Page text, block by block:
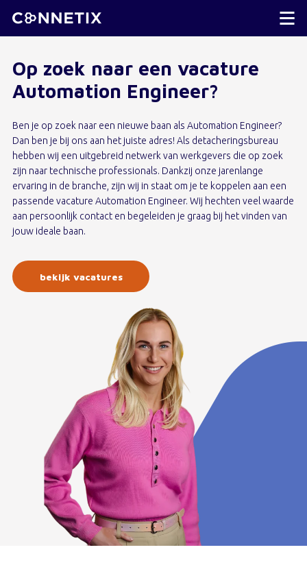
Op zoek naar een vacature
Automation Engineer?
Ben je op zoek naar een nieuwe baan als Automation Engineer?
Dan ben je bij ons aan het juiste adres! Als detacheringsbureau
hebben wij een uitgebreid netwerk van werkgevers die op zoek
zijn naar technische professionals. Dankzij onze jarenlange
ervaring in de branche, zijn wij in staat om je te koppelen aan een
passende vacature Automation Engineer. Wij hechten veel waarde
aan persoonlijk contact en begeleiden je graag bij het vinden van
jouw ideale baan.
bekijk vacatures